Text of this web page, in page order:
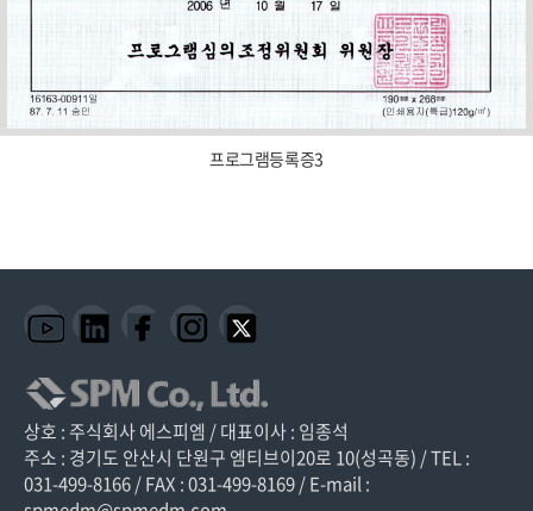
프로그램등록증3
상호 : 주식회사 에스피엠 / 대표이사 : 임종석
주소 : 경기도 안산시 단원구 엠티브이20로 10(성곡동) / TEL :
031-499-8166 / FAX : 031-499-8169 / E-mail :